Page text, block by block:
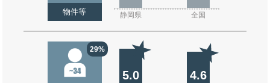
物件等 静岡県 全国
29%
5.0 4.6